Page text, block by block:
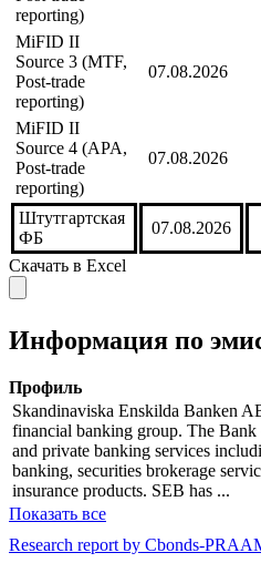
reporting)
MiFID II
Source 3 (MTF,
Post-trade
reporting)
07.08.2026
MiFID II
Source 4 (APA,
Post-trade
reporting)
07.08.2026
Штутгартская
ФБ
07.08.2026
Скачать в Excel
Информация по
Профиль
Skandinaviska Enskilda Banken
financial banking group. The
and private banking services
banking, securities brokerage
insurance products. SEB has ...
Показать все
Research report by Cbonds-